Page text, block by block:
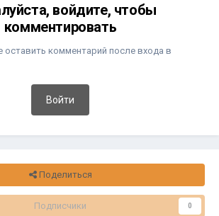
войдите, чтобы
комментировать
комментарий после входа в
Войти
Поделиться
Подписчики 0